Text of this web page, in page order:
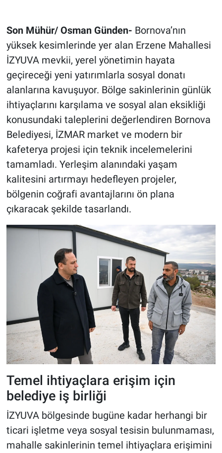
Son Mühür/ Osman Günden- Bornova’nın
yüksek kesimlerinde yer alan Erzene Mahallesi
İZYUVA mevkii, yerel yönetimin hayata
geçireceği yeni yatırımlarla sosyal donatı
alanlarına kavuşuyor. Bölge sakinlerinin günlük
ihtiyaçlarını karşılama ve sosyal alan eksikliği
konusundaki taleplerini değerlendiren Bornova
Belediyesi, İZMAR market ve modern bir
kafeterya projesi için teknik incelemelerini
tamamladı. Yerleşim alanındaki yaşam
kalitesini artırmayı hedefleyen projeler,
bölgenin coğrafi avantajlarını ön plana
çıkaracak şekilde tasarlandı.
Temel ihtiyaçlara erişim için
belediye iş birliği
İZYUVA bölgesinde bugüne kadar herhangi bir
ticari işletme veya sosyal tesisin bulunmaması,
mahalle sakinlerinin temel ihtiyaçlara erişimini